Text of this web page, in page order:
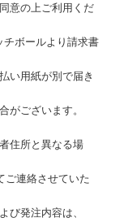
意の上ご利用くだ
ボールより請求書
い用紙が別で届き
がございます。
住所と異なる場
ご連絡させていた
び発注内容は、